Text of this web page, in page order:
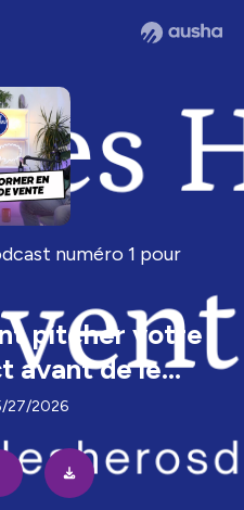
numéro 1 pour
pitcher votre
avant de le
Binant
27/2026